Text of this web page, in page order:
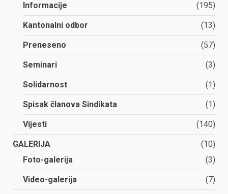
Informacije (195)
Kantonalni odbor (13)
Preneseno (57)
Seminari (3)
Solidarnost (1)
Spisak članova Sindikata (1)
Vijesti (140)
GALERIJA
(10)
Foto-galerija
(3)
Video-galerija (7)